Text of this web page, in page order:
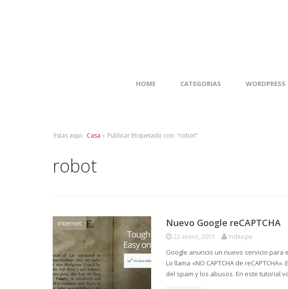
HOME CATEGORIAS WORDPRESS
Estas aqui: Casa › Publicar Etiquetado con: "robot"
robot
Internet Nuevo Google reCAPTCHA
22 enero, 2015 Index.pe
Google anuncio un nuevo servicio para
Lo llama «NO CAPTCHA de
del spam y los abusos. En este tutorial